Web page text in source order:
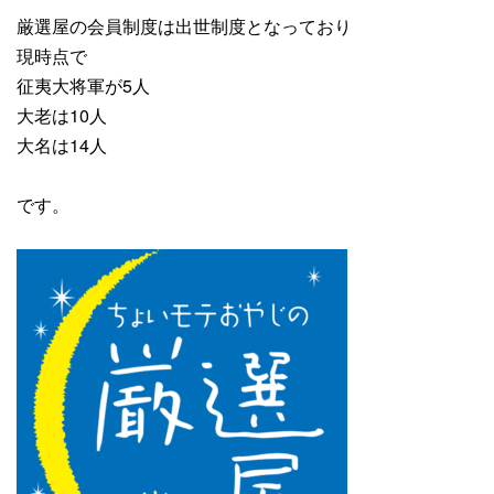
厳選屋の会員制度は出世制度となっており
現時点で
征夷大将軍が5人
大老は10人
大名は14人
です。